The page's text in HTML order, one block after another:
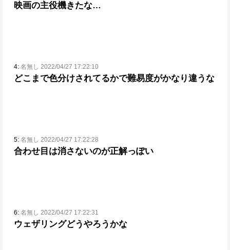
映画の主役機きたな…
4: 名無し 2022/04/27 17:22:10
どこまで色分けされてるかで難易度がかなり違うな
5: 名無し 2022/04/27 17:22:28
合わせ目は消さないのが正解っぽい
6: 名無し 2022/04/27 17:22:31
ウェザリングどうやろうかな